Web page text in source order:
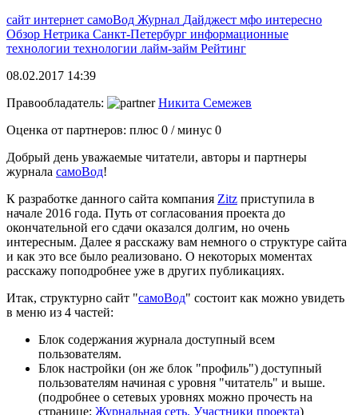
сайт интернет самоВод Журнал Дайджест мфо интересно
Обзор Нетрика Санкт-Петербург информационные
технологии технологии лайм-займ Рейтинг
08.02.2017 14:39
Правообладатель:
Никита Семежев
Оценка от партнеров: плюс 0 / минус 0
Добрый день уважаемые читатели, авторы и партнеры
журнала самоВод!
К разработке данного сайта компания Zitz приступила в
начале 2016 года. Путь от согласования проекта до
окончательной его сдачи оказался долгим, но очень
интересным. Далее я расскажу вам немного о структуре сайта
и как это все было реализовано. О некоторых моментах
расскажу поподробнее уже в других публикациях.
Итак, структурно сайт "самоВод" состоит как можно увидеть
в меню из 4 частей:
Блок содержания журнала доступный всем
пользователям.
Блок настройки (он же блок "профиль") доступный
пользователям начиная с уровня "читатель" и выше.
(подробнее о сетевых уровнях можно прочесть на
странице: Журнальная сеть. Участники проекта)